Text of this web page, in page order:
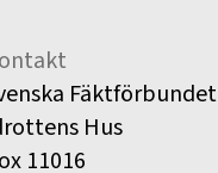
Fäktförbundet
Hus
11016